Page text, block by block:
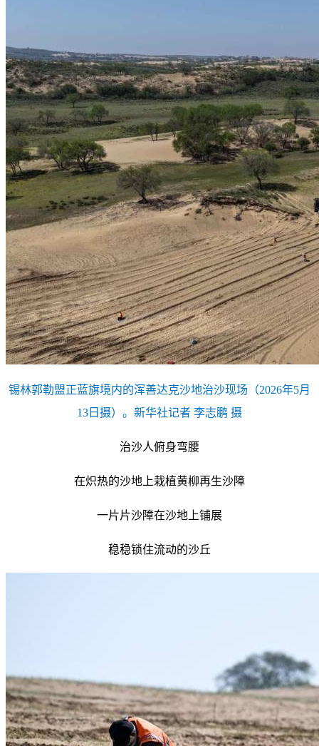
锡林郭勒盟正蓝旗境内的浑善达克沙地治沙现场（2026年5月
13日摄）。新华社记者 李志鹏 摄
治沙人俯身弯腰
在炽热的沙地上栽植黄柳再生沙障
一片片沙障在沙地上铺展
稳稳锁住流动的沙丘